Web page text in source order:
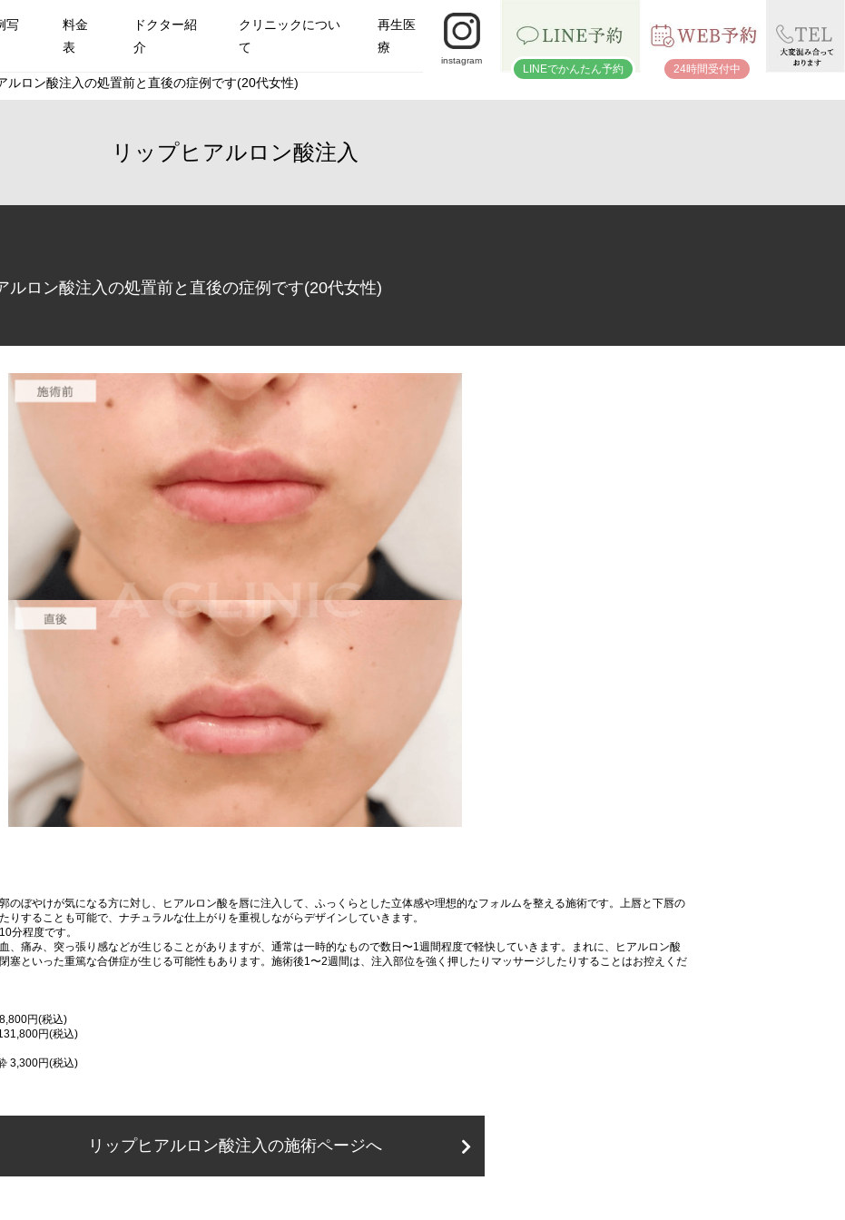
写
料金
表
ドクター紹
介
クリニックについ
て
再生医
療
instagram
LINEでかんたん予約 24時間受付中
ルロン酸注入の処置前と直後の症例です(20代女性)
リップヒアルロン酸注入
ルロン酸注入の処置前と直後の症例です(20代女性)
のぼやけが気になる方に対し、ヒアルロン酸を唇に注入して、ふっくらとした立体感や理想的なフォルムを整える施術です。上唇と下唇の
りすることも可能で、ナチュラルな仕上がりを重視しながらデザインしていきます。
分程度です。
、痛み、突っ張り感などが生じることがありますが、通常は一時的なもので数日〜1週間程度で軽快していきます。まれに、ヒアルロン酸
塞といった重篤な合併症が生じる可能性もあります。施術後1〜2週間は、注入部位を強く押したりマッサージしたりすることはお控えくだ
円(税込)
円(税込)
3,300円(税込)
リップヒアルロン酸注入の施術ページへ